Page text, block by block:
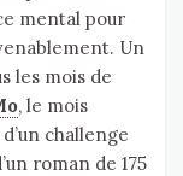
mental pour
Un
les mois de
, le mois
challenge
roman de 175